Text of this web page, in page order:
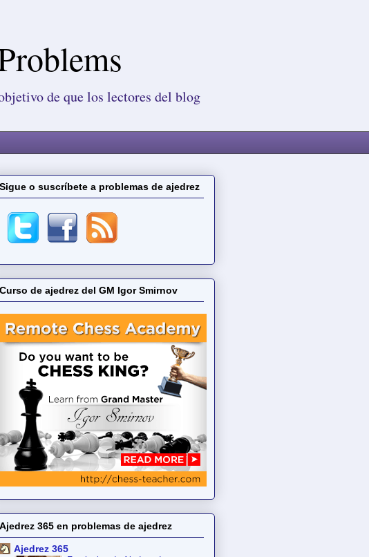
de que los lectores del blog
Sigue o suscríbete a problemas de ajedrez
Curso de ajedrez del GM Igor Smirnov
Ajedrez 365 en problemas de ajedrez
Ajedrez 365